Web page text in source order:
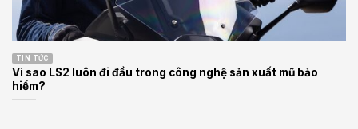
TIN TỨC
Vì sao LS2 luôn đi đầu trong công nghệ sản xuất mũ bảo
hiểm?